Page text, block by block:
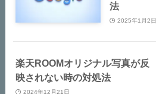
法
2025年1月2日
楽天ROOMオリジナル写真が反
映されない時の対処法
2024年12月21日